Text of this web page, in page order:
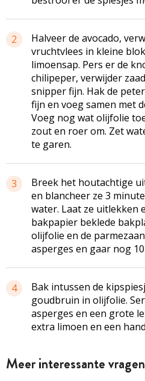
2
Halveer de avocado,
vruchtvlees in kleine
limoensap. Pers er de
chilipeper, verwijder
snipper fijn. Hak de
fijn en voeg samen met
Voeg nog wat olijfolie
zout en roer om. Zet
te garen.
3
Breek het houtachtige
en blancheer ze 3
water. Laat ze uitlekken
bakpapier beklede
olijfolie en de
asperges en gaar nog
4
Bak intussen de
goudbruin in olijfolie.
asperges en een grote
extra limoen en een
Meer interessante vragen